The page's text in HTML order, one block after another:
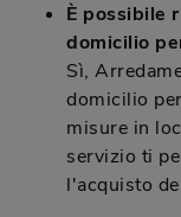
È possibile
domicilio
Sì,
domicilio
misure in
servizio ti
l'acquisto